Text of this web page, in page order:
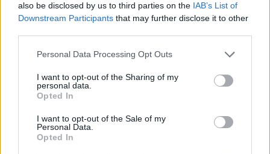
also be disclosed by us to third parties on the IAB’s List of
Downstream Participants that may further disclose it to other
Personal Data Processing Opt Outs
I want to opt-out of the Sharing of my
personal data.
Opted In
I want to opt-out of the Sale of my
Personal Data.
Opted In
„Vertingų pusryčių pagrindas turėtų būti
grūdų produktai, pavyzdžiui, košės. Grūdai
lėtai atiduoda energiją – dažnai net
užkandžių iki ankstyvų 11 val. pietų nereikia
arba pakanka vieno-dviejų vaisių. Žinoma,
jeigu pradinuko diena tęsiasi ilgiau, po
pamokų seka užsiėmimai, tuomet derėtų